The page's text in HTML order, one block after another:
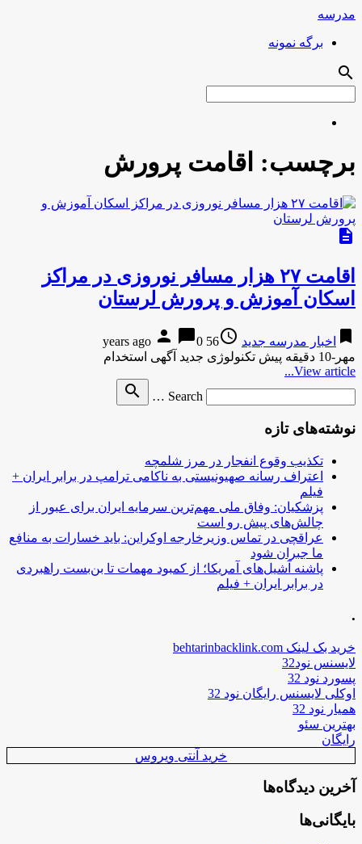
مدرسه
برگه نمونه
search
برچسب: اقامت پرورش
description
اقامت ۲۷ هزار مسافر نوروزی در مراکز
اسکان آموزش و پرورش لرستان
bookmark اخبار مدرسه جدید access_time
56 years ago
person chat_bubble0
مهر-10 دقیقه پیش تکنولوژی جدید آگهی استخدام
View article...
Search …
search
نوشته‌های تازه
تکذیب وقوع انفجار در مرز شلمچه
اعتراف رسانه صهیونیستی به ناکامی ترامپ در برابر ایران +
فیلم
پزشکیان: وفاق ملی مهم‌ترین سرمایه ایران برای عبور از
چالش‌های پیش رو است
عراقچی در تماس وزیرخارجه اوکراین: باید خسارات به منافع
ما جبران شود
پاشنه آشیل‌های آمریکا؛ از کمبود مهمات تا بن‌بست راهبردی
در برابر ایران + فیلم
.
خرید بک لینک behtarinbacklink.com
لایسنس نود32
پسورد نود 32
اوکلی لایسنس رایگان نود 32
همیار نود 32
بهترین سئو
رایگان
خرید آنتی ویروس
آخرین دیدگاه‌ها
بایگانی‌ها